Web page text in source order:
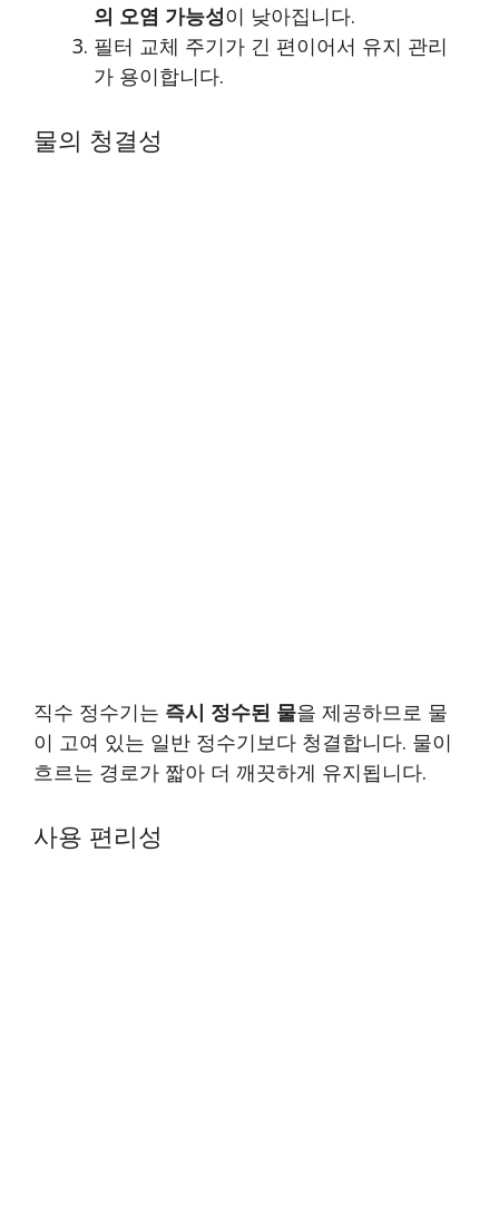
의 오염 가능성이 낮아집니다.
필터 교체 주기가 긴 편이어서 유지 관리
가 용이합니다.
물의 청결성
직수 정수기는 즉시 정수된 물을 제공하므로 물
이 고여 있는 일반 정수기보다 청결합니다. 물이
흐르는 경로가 짧아 더 깨끗하게 유지됩니다.
사용 편리성